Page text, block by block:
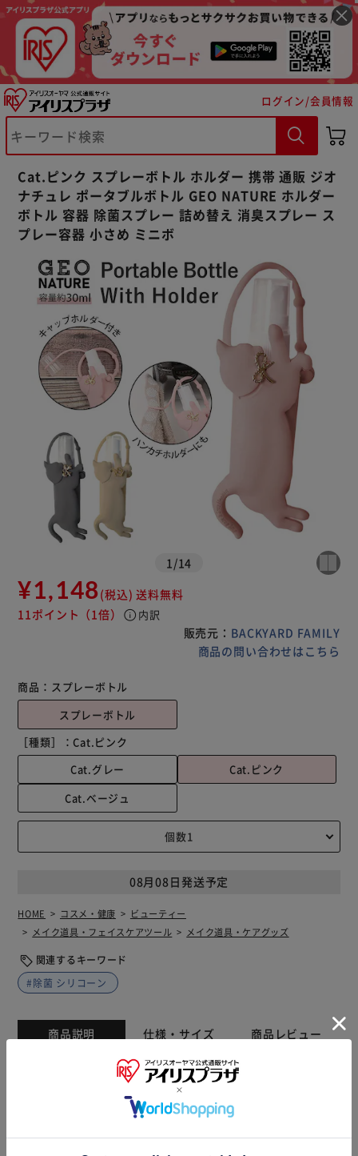
ログイン/会員情報
Cat.ピンク スプレーボトル ホルダー 携帯 通販 ジオ
ナチュレ ポータブルボトル GEO NATURE ホルダー
ボトル 容器 除菌スプレー 詰め替え 消臭スプレー ス
プレー容器 小さめ ミニボ
1 /14
¥1,148(税込) 送料無料
11ポイント （1倍） info 内訳
販売元： BACKYARD FAMILY
商品の問い合わせはこちら
商品： スプレーボトル
スプレーボトル
［種類］：Cat.ピンク
Cat.グレー
Cat.ピンク
Cat.ベージュ
08月08日発送予定
HOME コスメ・健康
ビューティー
メイク道具・フェイスケアツール
メイク道具・ケアグッズ
関連するキーワード
#除菌 シリコーン
商品説明 仕様・サイズ 商品レビュー
【ブランド名】 GEO NATURE(ジオナチュレ) 【商品名】
GEO NATURE ジオナチュレ ポーダブル ボトル ウィズ ホル
ダー 【商品説明】 ・市販の除菌剤などを詰め替えて使え
※ご確認ください
カートに入れる 購入手続きへ